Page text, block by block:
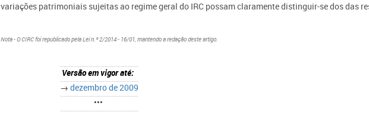
variações patrimoniais sujeitas ao regime geral do IRC possam claramente distinguir-se dos das
Nota - O CIRC foi republicado pela Lei n.º 2/2014 - 16/01, mantendo a redação deste artigo.
Versão em vigor até:
→dezembro de 2009
•••